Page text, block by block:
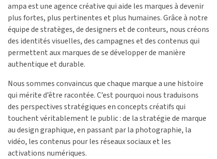
ampa est une agence créative qui aide les marques à devenir
plus fortes, plus pertinentes et plus humaines. Grâce à notre
équipe de stratèges, de designers et de conteurs, nous créons
des identités visuelles, des campagnes et des contenus qui
permettent aux marques de se développer de manière
authentique et durable.
Nous sommes convaincus que chaque marque a une histoire
qui mérite d’être racontée. C’est pourquoi nous traduisons
des perspectives stratégiques en concepts créatifs qui
touchent véritablement le public : de la stratégie de marque
au design graphique, en passant par la photographie, la
vidéo, les contenus pour les réseaux sociaux et les
activations numériques.